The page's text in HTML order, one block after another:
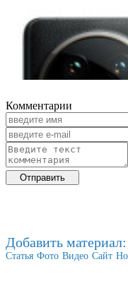
Комментарии
Добавить материал:
Статья Фото Видео Сайт